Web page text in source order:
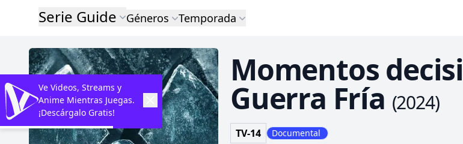
Serie Guide Géneros Temporada
Momentos
Guerra Fría (2024)
TV-14 Documental
Ve Videos, Streams y
Anime Mientras Juegas.
¡Descárgalo Gratis!